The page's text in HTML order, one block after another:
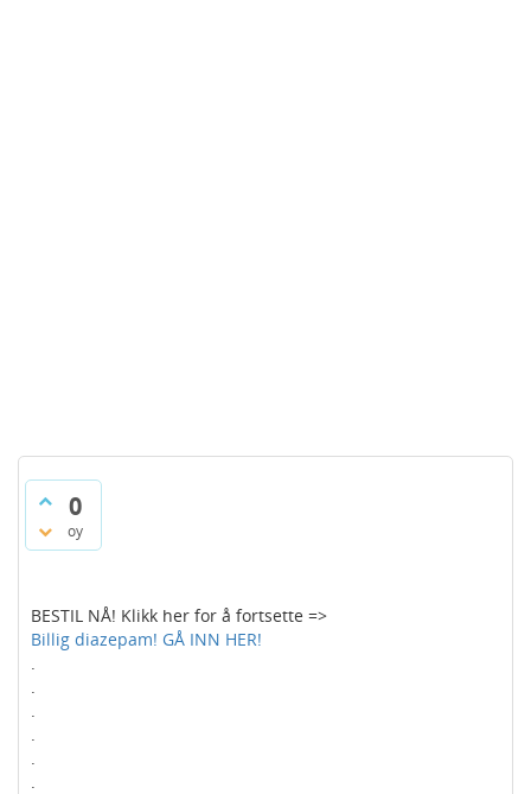
0
oy
BESTIL NÅ! Klikk her for å fortsette =>
Billig diazepam! GÅ INN HER!
.
.
.
.
.
.